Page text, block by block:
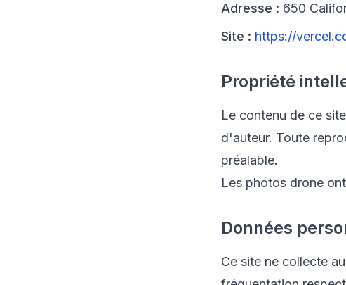
Adresse : 650
Site : https://
Propriété
Le contenu de ce
d'auteur. Toute
préalable.
Les photos drone
Données
Ce site ne collecte